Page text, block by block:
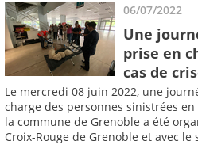
06/07/2022
Une
prise en
cas de
Le mercredi 08 juin 2022, une
charge des personnes sinistrées
la commune de Grenoble a été
Croix-Rouge de Grenoble et avec le